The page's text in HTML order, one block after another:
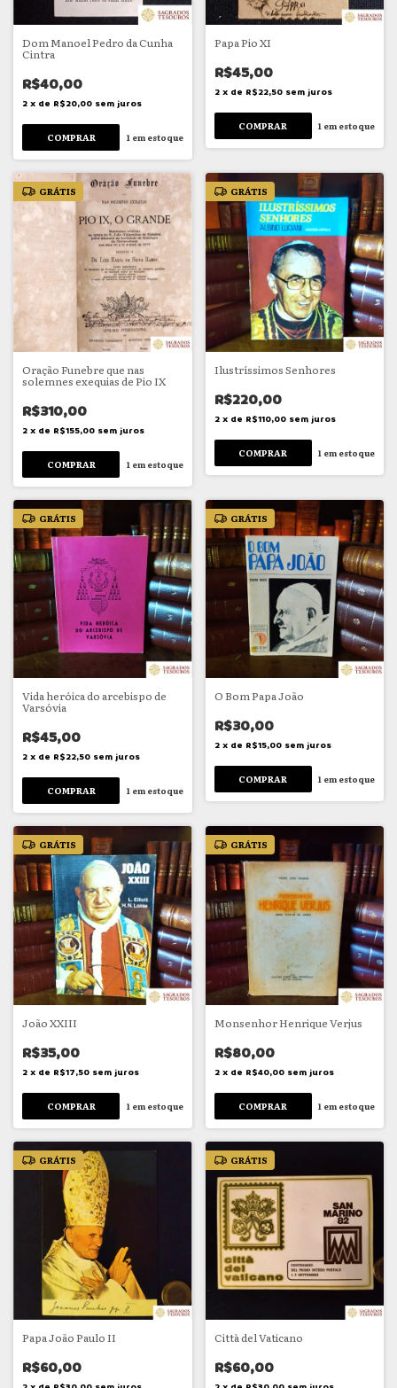
Dom Manoel Pedro da Cunha
Cintra
R$40,00
2 x de R$20,00 sem juros
1em estoque
Papa Pio XI
R$45,00
2 x de R$22,50 sem juros
1 em estoque
GRÁTIS
Oração Funebre que nas
solemnes exequias de Pio IX
R$310,00
2 x de R$155,00 sem juros
1 em estoque
GRÁTIS
Ilustríssimos Senhores
R$220,00
2 x de R$110,00 sem juros
1 em estoque
GRÁTIS
Vida heróica do arcebispo de
Varsóvia
R$45,00
2 x de R$22,50 sem juros
1em estoque
GRÁTIS
O Bom Papa João
R$30,00
2 x de R$15,00 sem juros
1 em estoque
GRÁTIS
João XXIII
R$35,00
2 x de R$17,50 sem juros
1 em estoque
GRÁTIS
Monsenhor Henrique Verjus
R$80,00
2 x de R$40,00 sem juros
1 em estoque
GRÁTIS
Papa João Paulo II
R$60,00
GRÁTIS
Città del Vaticano
R$60,00